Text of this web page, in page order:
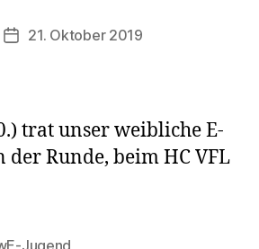
Veröffentlichungsdatum
21. Oktober 2019
trat unser weibliche E-
Runde, beim HC VFL
Jugend